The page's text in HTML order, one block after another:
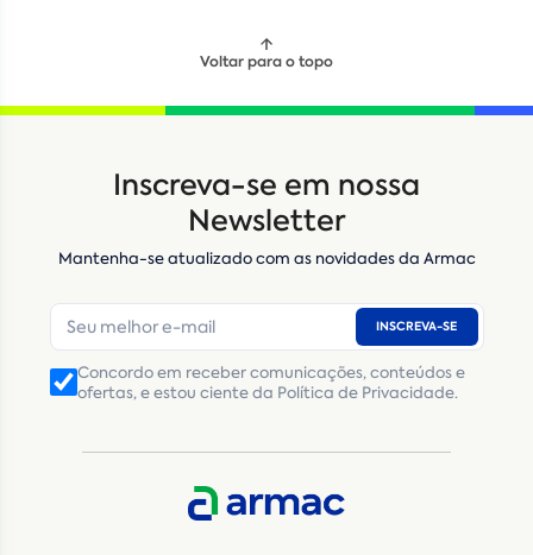
Voltar para o topo
Inscreva-se em nossa
Newsletter
Mantenha-se atualizado com as novidades da Armac
INSCREVA-SE
Concordo em receber comunicações, conteúdos e
ofertas, e estou ciente da Política de Privacidade.
Locação Compra de seminovos
E-mail*
Número de telefone
CNPJ Inscrição Estadual(Produtor Rural)
CNPJ da empresa/ CPF - Produtor rural*